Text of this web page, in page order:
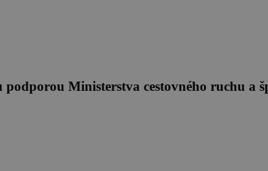
podporou Ministerstva cestovného ruchu a